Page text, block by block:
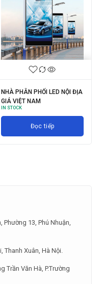
LINSN X8000 LED Wall High
Definition Video Processor
IN STOCK
Đọc tiếp
13, Phú Nhuận,
Thanh Xuân, Hà Nội.
Trần Văn Hà, P.Trường